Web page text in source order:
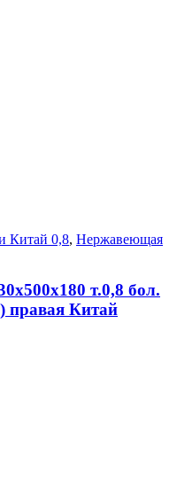
Китай 0,8, Нержавеющая
т.0,8 бол.
правая Китай